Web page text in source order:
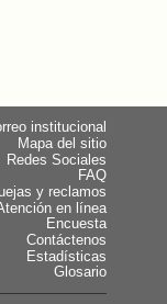
institucional
Mapa del sitio
Redes Sociales
FAQ
y reclamos
en línea
Encuesta
Contáctenos
Estadísticas
Glosario